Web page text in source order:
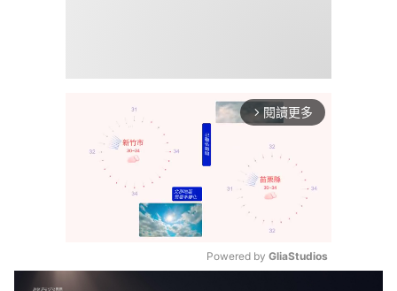
arrow_forward_ios 閱讀更多
Powered by GliaStudios